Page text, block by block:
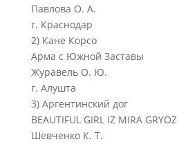
Павлова О. А.
г. Краснодар
2) Кане Корсо
Арма с Южной Заставы
Журавель О. Ю.
г. Алушта
3) Аргентинский дог
BEAUTIFUL GIRL IZ MIRA GRYOZ
Шевченко К. Т.